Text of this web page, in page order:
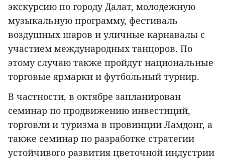
экскурсию по городу Далат, молодежную
музыкальную программу, фестиваль
воздушных шаров и уличные карнавалы с
участием международных танцоров. По
этому случаю также пройдут национальные
торговые ярмарки и футбольный турнир.
В частности, в октябре запланирован
семинар по продвижению инвестиций,
торговли и туризма в провинции Ламдонг, а
также семинар по разработке стратегии
устойчивого развития цветочной индустрии